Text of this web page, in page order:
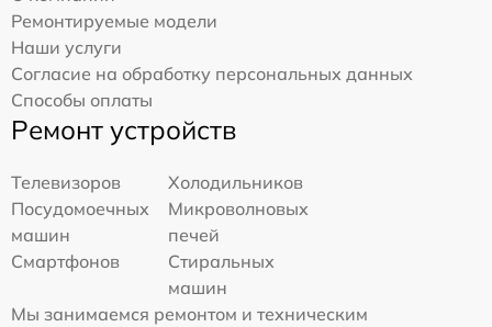
Ремонтируемые модели
Наши услуги
Согласие на обработку персональных данных
Способы оплаты
Ремонт устройств
Телевизоров
Холодильников
Посудомоечных
машин
Микроволновых
печей
Смартфонов
Стиральных
машин
Мы занимаемся ремонтом и техническим